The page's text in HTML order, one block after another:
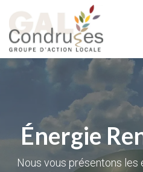
Énergie
Nous vous présentons les